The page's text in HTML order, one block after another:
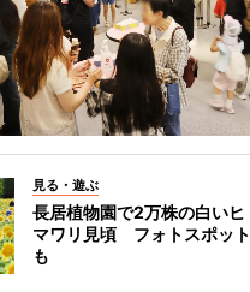
見る・遊ぶ
長居植物園で2万株の白いヒ
マワリ見頃 フォトスポット
も